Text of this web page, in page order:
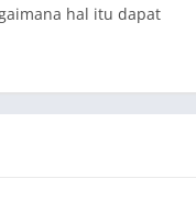
hal itu dapat